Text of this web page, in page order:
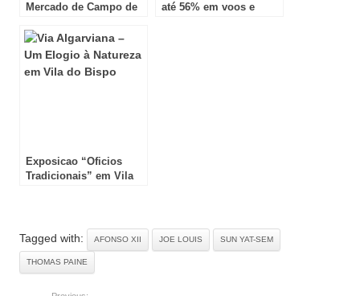
Mercado de Campo de
até 56% em voos e
Exposicao “Oficios
Tradicionais” em Vila
Tagged with: AFONSO XII JOE LOUIS SUN YAT-SEM
THOMAS PAINE